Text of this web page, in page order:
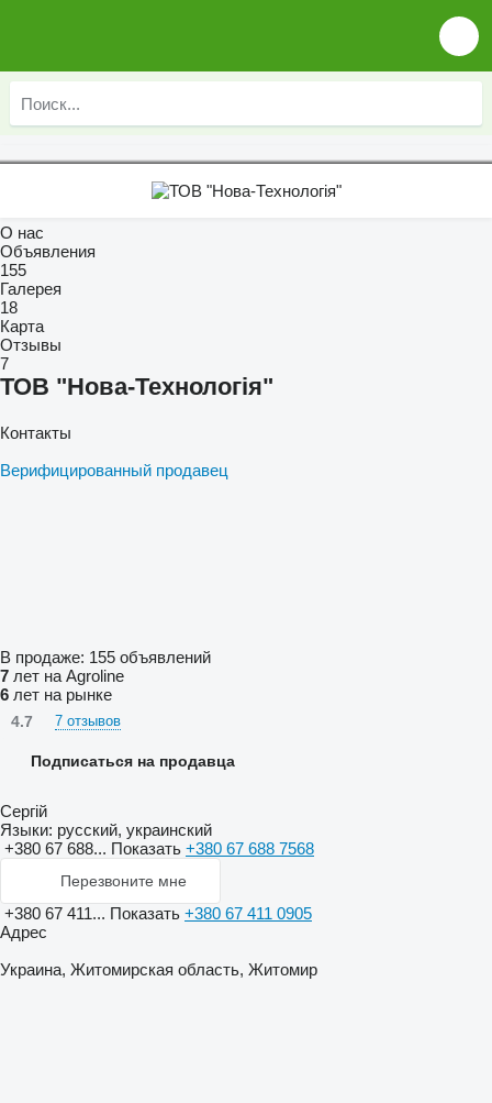
О нас
Объявления
155
Галерея
18
Карта
Отзывы
7
ТОВ "Нова-Технологія"
Контакты
Верифицированный продавец
В продаже: 155 объявлений
7 лет на Agroline
6 лет на рынке
4.7 7 отзывов
Подписаться на продавца
Сергій
Языки: русский, украинский
+380 67 688... Показать +380 67 688 7568
Перезвоните мне
+380 67 411... Показать +380 67 411 0905
Адрес
Украина, Житомирская область, Житомир